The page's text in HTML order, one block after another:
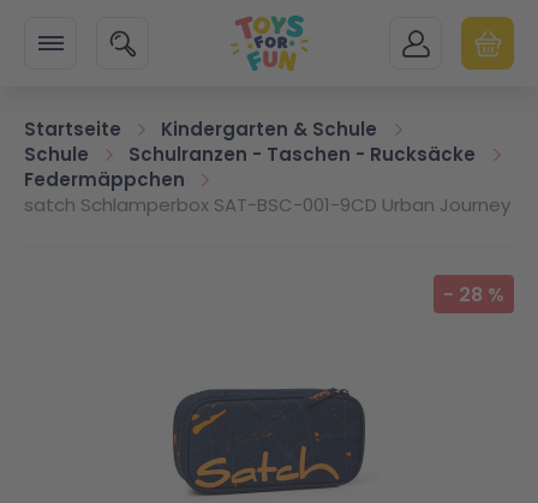
SUCHE MEIN KONTO
Startseite
Kindergarten & Schule
Schule
Schulranzen - Taschen - Rucksäcke
Federmäppchen
satch Schlamperbox SAT-BSC-001-9CD Urban Journey
- 28 %